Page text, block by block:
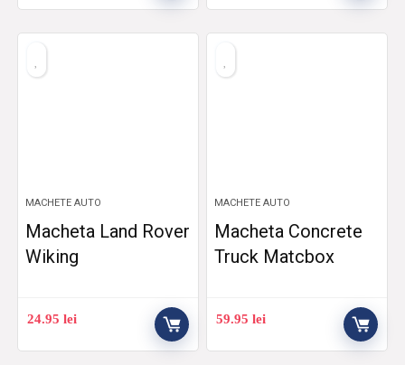
MACHETE AUTO
Macheta Land Rover
Wiking
24.95lei
MACHETE AUTO
Macheta Concrete
Truck Matcbox
59.95lei